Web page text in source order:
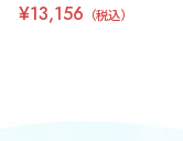
¥13,156 （税込）